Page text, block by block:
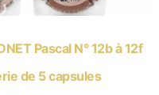
Pascal N° 12b à 12f
de 5 capsules